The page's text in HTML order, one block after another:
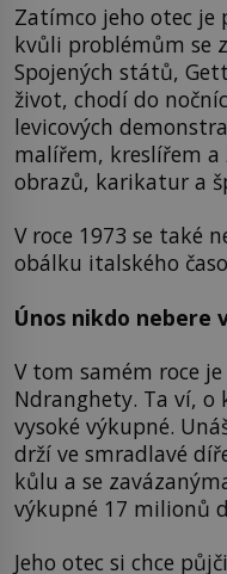
Zatímco jeho otec je
kvůli problémům se
Spojených států,
život, chodí do
levicových
malířem, kreslířem a
obrazů, karikatur a
V roce 1973 se také
obálku italského
Únos nikdo nebere
V tom samém roce
Ndranghety. Ta ví, o
vysoké výkupné.
drží ve smradlavé
kůlu a se
výkupné 17 milionů
Jeho otec si chce